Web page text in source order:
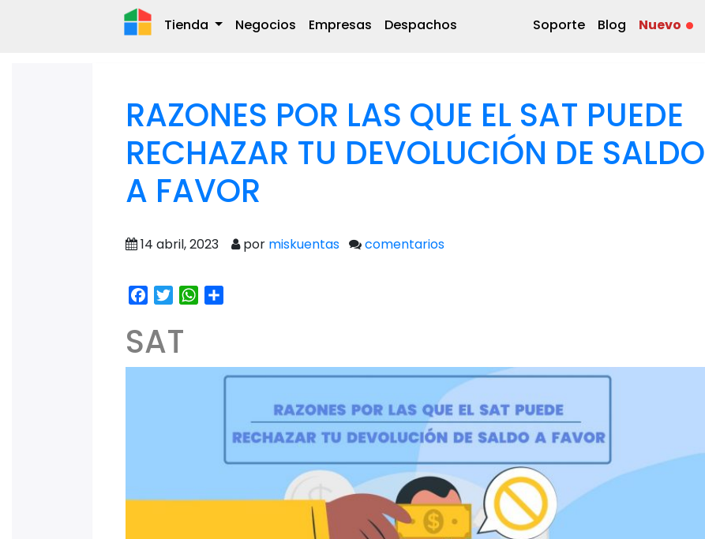
Tienda Negocios Empresas Despachos Soporte Blog Nuevo
RAZONES POR LAS QUE EL SAT PUEDE
RECHAZAR TU DEVOLUCIÓN DE SALDO
A FAVOR
14 abril, 2023 por miskuentas comentarios
Facebook
TwitterWhatsApp
SAT